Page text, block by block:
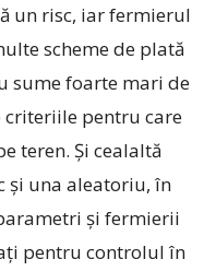
un risc, iar fermierul
scheme de plată
sume foarte mari de
criteriile pentru care
teren. Și cealaltă
și una aleatoriu, în
și fermierii
pentru controlul în